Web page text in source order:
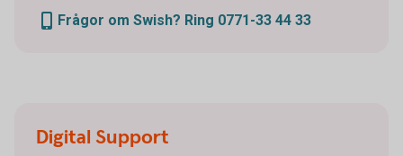
Frågor om Swish? Ring 0771-33 44 33
Digital Support